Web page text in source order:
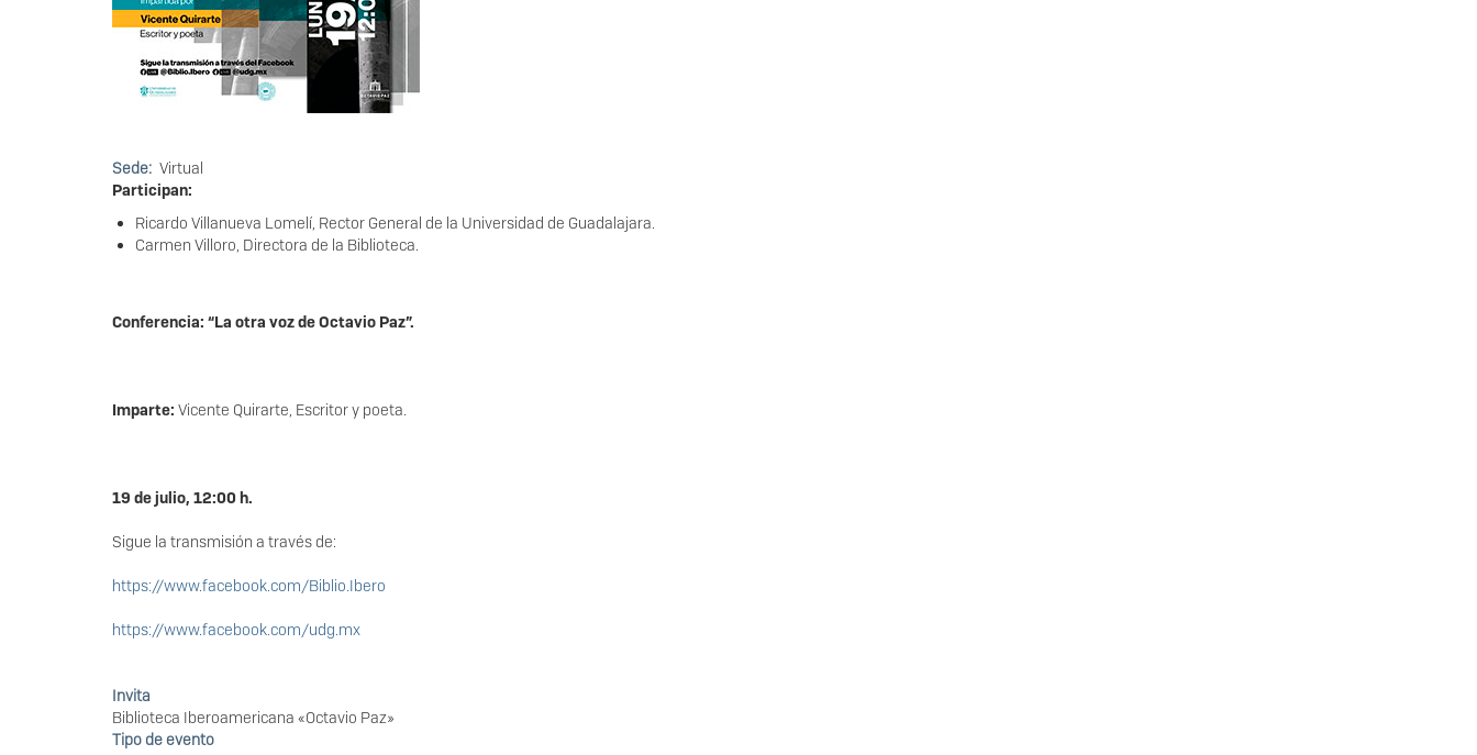
Sede Virtual
Participan:
Ricardo Villanueva Lomelí, Rector General de la Universidad de Guadalajara.
Carmen Villoro, Directora de la Biblioteca.
Conferencia: “La otra voz de Octavio Paz”.
Imparte: Vicente Quirarte, Escritor y poeta.
19 de julio, 12:00 h.
Sigue la transmisión a través de:
https://www.facebook.com/Biblio.Ibero
https://www.facebook.com/udg.mx
Invita
Biblioteca Iberoamericana «Octavio Paz»
Tipo de evento